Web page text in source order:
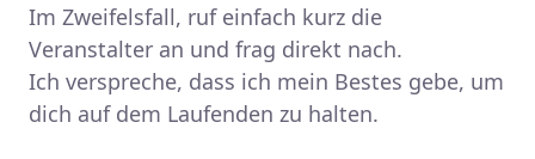
Im Zweifelsfall, ruf einfach kurz die
Veranstalter an und frag direkt nach.
Ich verspreche, dass ich mein Bestes gebe, um
dich auf dem Laufenden zu halten.